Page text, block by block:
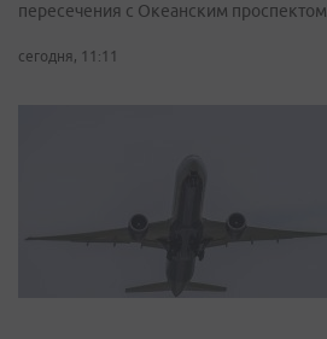
пересечения с Океанским проспектом
сегодня, 11:11